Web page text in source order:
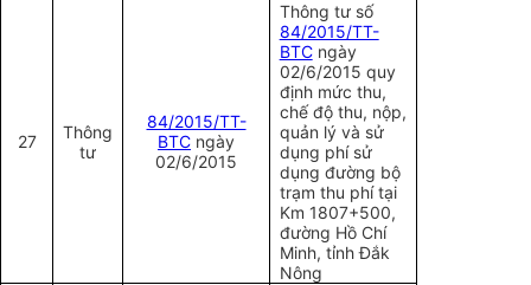
27
Thông
tư
84/2015/TT-
BTC ngày
02/6/2015
Thông tư số
84/2015/TT-
BTCngày
02/6/2015 quy
định mức thu,
chế độ thu, nộp,
quản lý và sử
dụng phí sử
dụng đường bộ
trạm thu phí tại
Km 1807+500,
đường Hồ Chí
Minh, tỉnh Đắk
Nông